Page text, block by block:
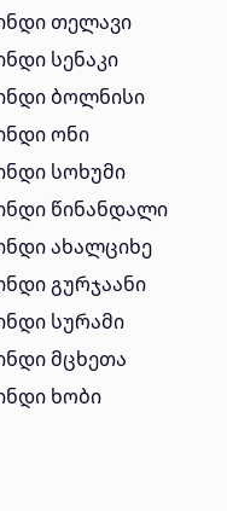
თელავი
სენაკი
ბოლნისი
ონი
სოხუმი
წინანდალი
ახალციხე
გურჯაანი
სურამი
მცხეთა
ხობი